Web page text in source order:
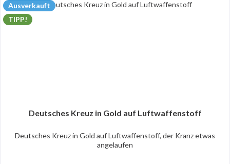
Ausverkauft
TIPP!
Deutsches Kreuz in Gold auf Luftwaffenstoff
Deutsches Kreuz in Gold auf Luftwaffenstoff, der Kranz etwas
angelaufen